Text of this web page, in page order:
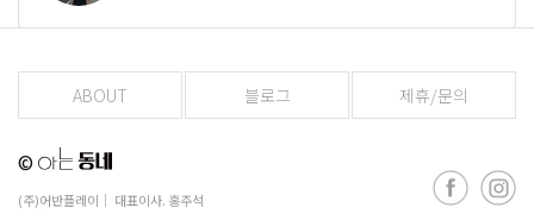
ABOUT 블로그 제휴/문의
©
(주)어반플레이 │ 대표이사. 홍주석